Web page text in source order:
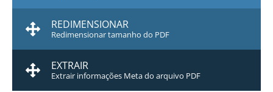
REDIMENSIONAR
Redimensionar tamanho do PDF
EXTRAIR
Extrair informações Meta do arquivo PDF